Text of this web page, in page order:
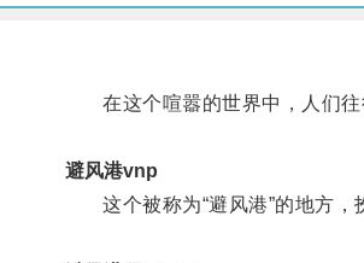
在这个喧嚣的世界中，人们往
避风港vnp
这个被称为“避风港”的地方，